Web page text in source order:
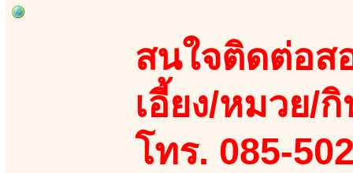
สนใจติดต่อส
เอี้ยง/หมวย/
โทร. 085-